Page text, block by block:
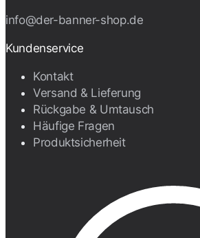
info@der-banner-shop.de
Kundenservice
Kontakt
Versand & Lieferung
Rückgabe & Umtausch
Häufige Fragen
Produktsicherheit